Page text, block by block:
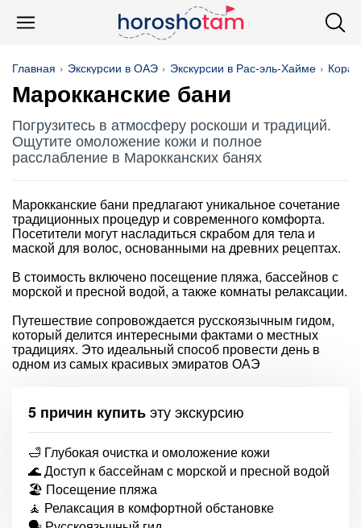
Главная Экскурсии в ОАЭ Экскурсии в Рас-эль-Хайме
Марокканские бани
Погрузитесь в атмосферу роскоши и традиций.
Ощутите омоложение кожи и полное
расслабление в Марокканских банях
Марокканские бани предлагают уникальное сочетание
традиционных процедур и современного комфорта.
Посетители могут насладиться скрабом для тела и
маской для волос, основанными на древних рецептах.
В стоимость включено посещение пляжа, бассейнов с
морской и пресной водой, а также комнаты релаксации.
Путешествие сопровождается русскоязычным гидом,
который делится интересными фактами о местных
традициях. Это идеальный способ провести день в
одном из самых красивых эмиратов ОАЭ
5 причин купитьэту экскурсию
🛁 Глубокая очистка и омоложение кожи
🌊 Доступ к бассейнам с морской и пресной водой
🏖️ Посещение пляжа
🧘 Релаксация в комфортной обстановке